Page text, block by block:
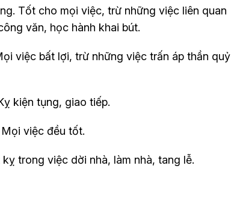
Tốt cho mọi việc, trừ những việc liên quan
văn, học hành khai bút.
việc bất lợi, trừ những việc trấn áp thần quỷ
kiện tụng, giao tiếp.
việc đều tốt.
trong việc dời nhà, làm nhà, tang lễ.